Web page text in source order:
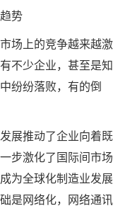
势
场上的竞争越来越激
不少企业，甚至是知
纷纷落败，有的倒
展推动了企业向着既
步激化了国际间市场
为全球化制造业发展
是网络化，网络通讯